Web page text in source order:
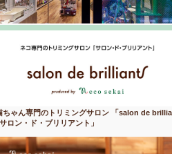
ちゃん専門のトリミングサロン 「salon de
ロン・ド・ブリリアント」